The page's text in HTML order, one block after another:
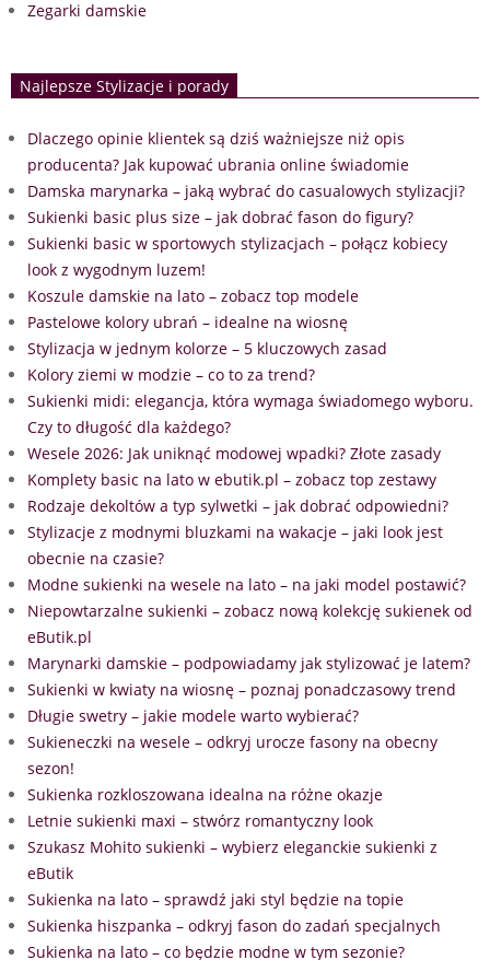
Zegarki damskie
Najlepsze Stylizacje i porady
Dlaczego opinie klientek są dziś ważniejsze niż opis
producenta? Jak kupować ubrania online świadomie
Damska marynarka – jaką wybrać do casualowych stylizacji?
Sukienki basic plus size – jak dobrać fason do figury?
Sukienki basic w sportowych stylizacjach – połącz kobiecy
look z wygodnym luzem!
Koszule damskie na lato – zobacz top modele
Pastelowe kolory ubrań – idealne na wiosnę
Stylizacja w jednym kolorze – 5 kluczowych zasad
Kolory ziemi w modzie – co to za trend?
Sukienki midi: elegancja, która wymaga świadomego wyboru.
Czy to długość dla każdego?
Wesele 2026: Jak uniknąć modowej wpadki? Złote zasady
Komplety basic na lato w ebutik.pl – zobacz top zestawy
Rodzaje dekoltów a typ sylwetki – jak dobrać odpowiedni?
Stylizacje z modnymi bluzkami na wakacje – jaki look jest
obecnie na czasie?
Modne sukienki na wesele na lato – na jaki model postawić?
Niepowtarzalne sukienki – zobacz nową kolekcję sukienek od
eButik.pl
Marynarki damskie – podpowiadamy jak stylizować je latem?
Sukienki w kwiaty na wiosnę – poznaj ponadczasowy trend
Długie swetry – jakie modele warto wybierać?
Sukieneczki na wesele – odkryj urocze fasony na obecny
sezon!
Sukienka rozkloszowana idealna na różne okazje
Letnie sukienki maxi – stwórz romantyczny look
Szukasz Mohito sukienki – wybierz eleganckie sukienki z
eButik
Sukienka na lato – sprawdź jaki styl będzie na topie
Sukienka hiszpanka – odkryj fason do zadań specjalnych
Sukienka na lato – co będzie modne w tym sezonie?